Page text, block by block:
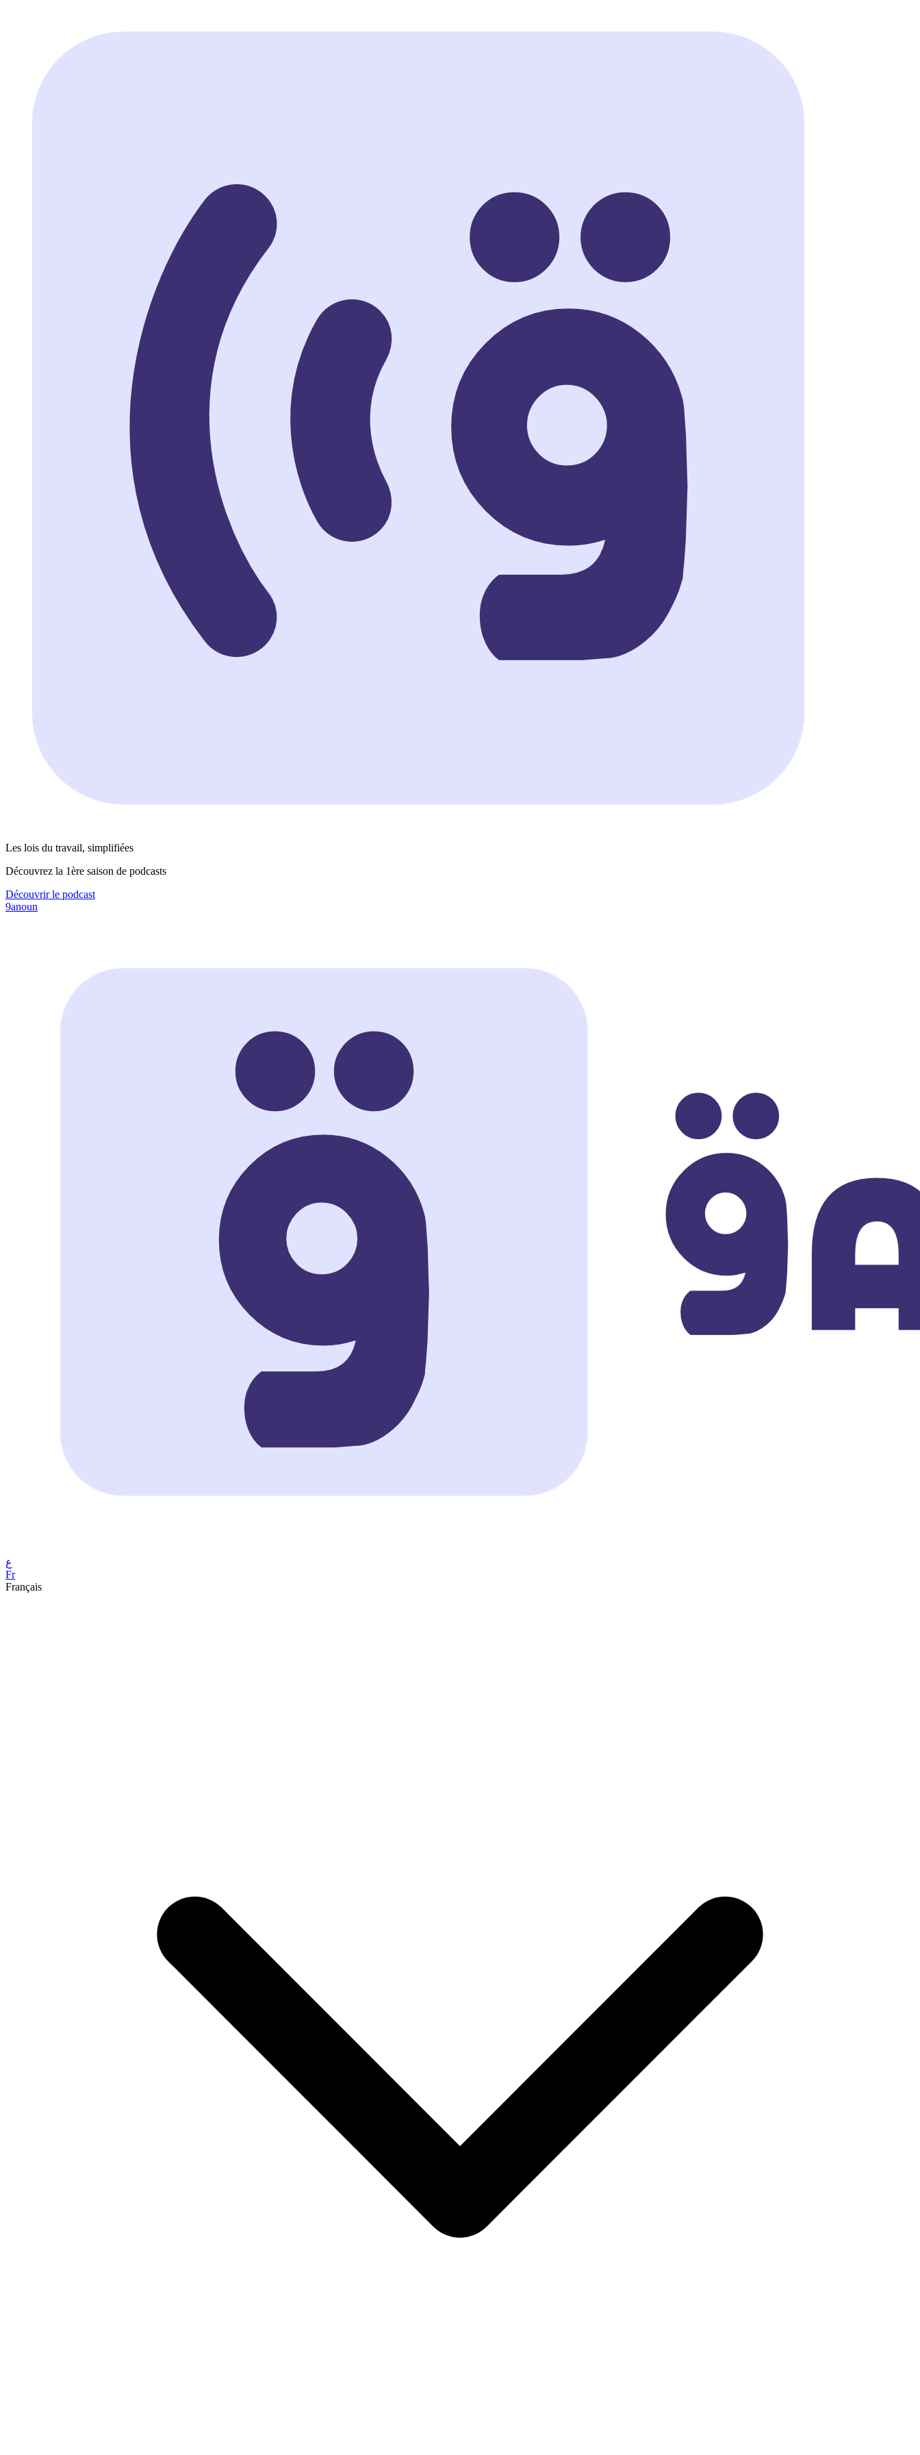
Les lois du travail, simplifiées
Découvrez la 1ère saison de podcasts
Découvrir le podcast
9anoun
ع
Fr
Français